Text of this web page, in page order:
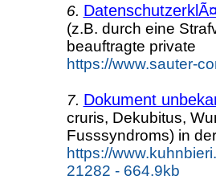
6.
(z.B. durch eine
beauftragte private
https://www.sauter-
7. Dokument
cruris, Dekubitus,
Fusssyndroms) in
https://
21282 - 664.9kb